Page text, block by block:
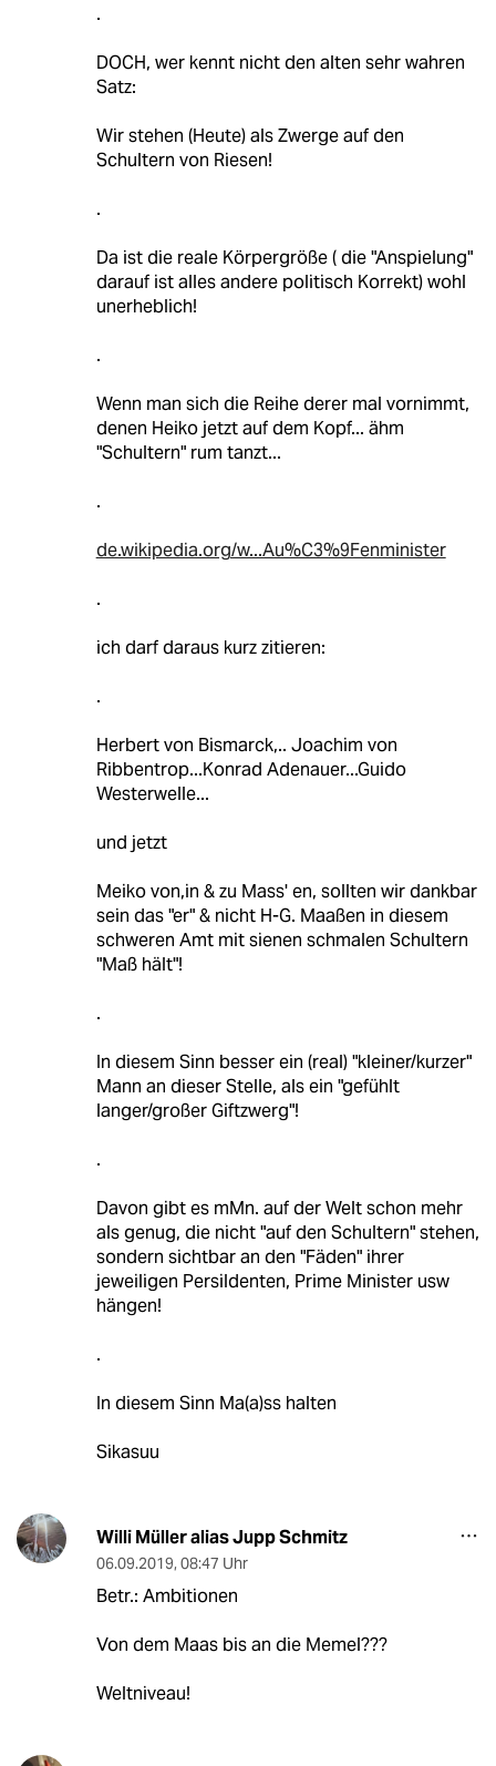
.
DOCH, wer kennt nicht den alten sehr wahren
Satz:
Wir stehen (Heute) als Zwerge auf den
Schultern von Riesen!
.
Da ist die reale Körpergröße ( die "Anspielung"
darauf ist alles andere politisch Korrekt) wohl
unerheblich!
.
Wenn man sich die Reihe derer mal vornimmt,
denen Heiko jetzt auf dem Kopf... ähm
"Schultern" rum tanzt...
.
de.wikipedia.org/w...Au%C3%9Fenminister
.
ich darf daraus kurz zitieren:
.
Herbert von Bismarck,.. Joachim von
Ribbentrop...Konrad Adenauer...Guido
Westerwelle...
und jetzt
Meiko von,in & zu Mass' en, sollten wir dankbar
sein das "er" & nicht H-G. Maaßen in diesem
schweren Amt mit sienen schmalen Schultern
"Maß hält"!
.
In diesem Sinn besser ein (real) "kleiner/kurzer"
Mann an dieser Stelle, als ein "gefühlt
langer/großer Giftzwerg"!
.
Davon gibt es mMn. auf der Welt schon mehr
als genug, die nicht "auf den Schultern" stehen,
sondern sichtbar an den "Fäden" ihrer
jeweiligen Persildenten, Prime Minister usw
hängen!
.
In diesem Sinn Ma(a)ss halten
Sikasuu
Willi Müller alias Jupp Schmitz
06.09.2019, 08:47 Uhr
Betr.: Ambitionen
Von dem Maas bis an die Memel???
Weltniveau!